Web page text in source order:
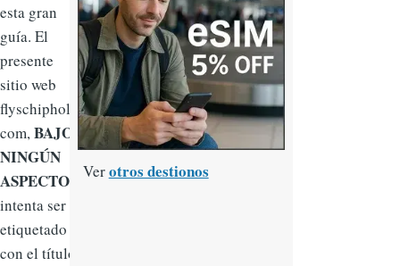
esta gran
guía. El
presente
sitio web
flyschiphol.
com,BAJO
NINGÚN
ASPECTO
intenta ser
etiquetado
con el título
Verotros destionos